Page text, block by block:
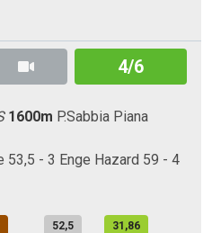
4/6
1600m P.Sabbia Piana
- 3 Enge Hazard 59 - 4
52,5 31,86